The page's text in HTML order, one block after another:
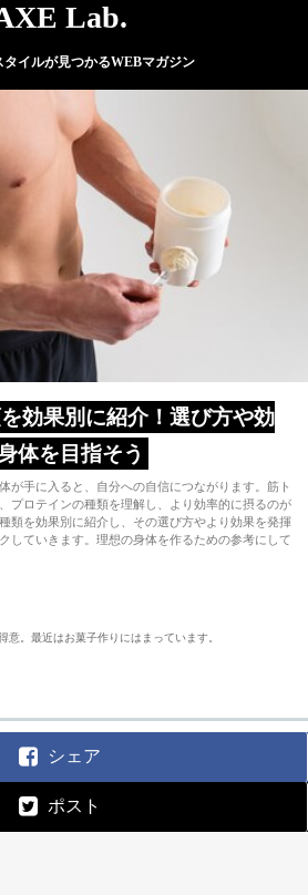
Lab.
タイルが見つかるWEBマガジン
効果別に紹介！選び方や効
体を目指そう
が手に入ると、自分への自信につながります。筋ト
プロテインの種類を理解し、より効率的に摂るのが
類を効果別に紹介し、その選び方やより効果を発揮
していきます。理想の身体を作るための参考にして
意。最近はお菓子作りにはまっています。
シェア
ポスト